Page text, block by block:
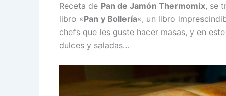
Receta de Pan de Jamón Thermomix, se
libro «Pan y Bollería«, un libro
chefs que les guste hacer masas, y en
dulces y saladas…